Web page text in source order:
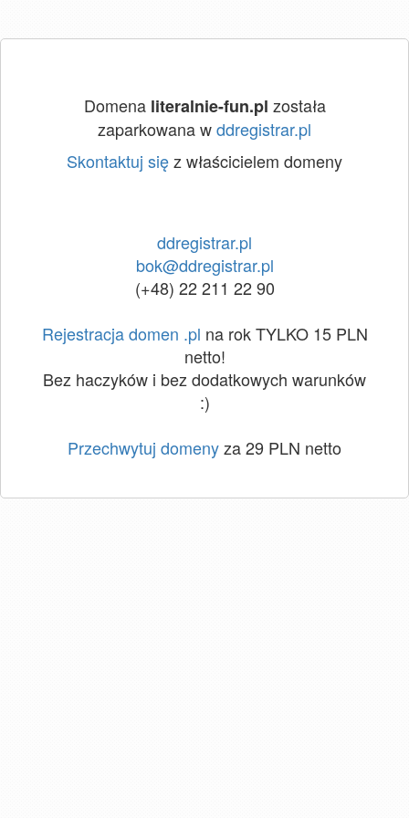
Domena literalnie-fun.pl została
zaparkowana wddregistrar.pl
Skontaktuj sięz właścicielem domeny
ddregistrar.pl
bok@ddregistrar.pl
(+48) 22 211 22 90
Rejestracja domen .pl na rok TYLKO 15 PLN
netto!
Bez haczyków i bez dodatkowych warunków
:)
Przechwytuj domenyza 29 PLN netto